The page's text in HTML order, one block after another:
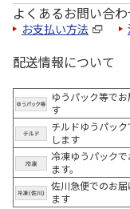
よくあるお問い合
お支払い方法
配送情報について
ゆうパック等で
す
チルドゆうパッ
します
冷凍ゆうパックで
ます。
佐川急便でのお届
ます